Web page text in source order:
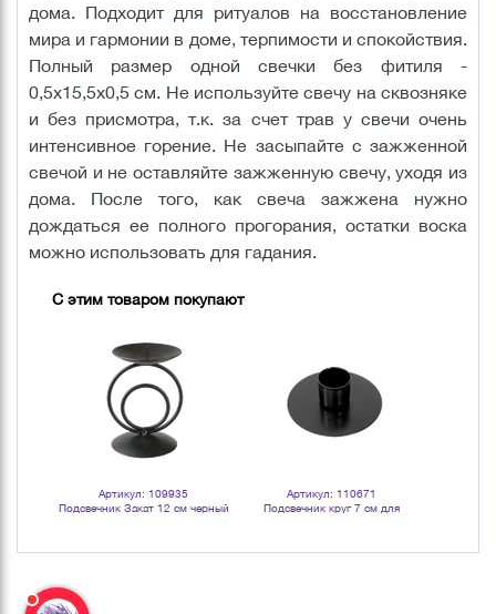
дома. Подходит для ритуалов на восстановление
мира и гармонии в доме, терпимости и спокойствия.
Полный размер одной свечки без фитиля -
0,5х15,5х0,5 см. Не используйте свечу на сквозняке
и без присмотра, т.к. за счет трав у свечи очень
интенсивное горение. Не засыпайте с зажженной
свечой и не оставляйте зажженную свечу, уходя из
дома. После того, как свеча зажжена нужно
дождаться ее полного прогорания, остатки воска
можно использовать для гадания.
С этим товаром покупают
Артикул: 109935
Подсвечник Закат 12 см черный
Артикул: 110671
Подсвечник круг 7 см для